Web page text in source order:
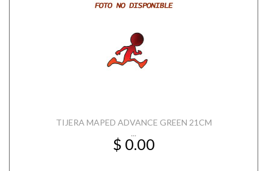
TIJERA MAPED ADVANCE GREEN 21CM
...
$ 0.00